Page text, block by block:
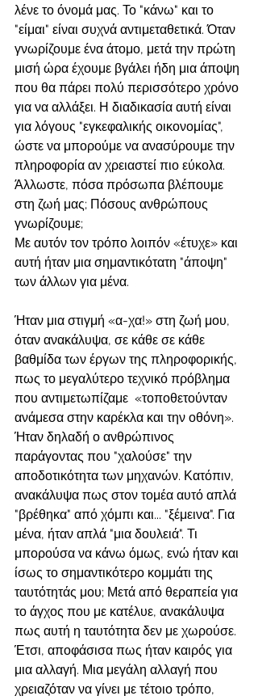
λένε το όνομά μας. Το "κάνω" και το
"είμαι" είναι συχνά αντιμεταθετικά. Όταν
γνωρίζουμε ένα άτομο, μετά την πρώτη
μισή ώρα έχουμε βγάλει ήδη μια άποψη
που θα πάρει πολύ περισσότερο χρόνο
για να αλλάξει. Η διαδικασία αυτή είναι
για λόγους "εγκεφαλικής οικονομίας",
ώστε να μπορούμε να ανασύρουμε την
πληροφορία αν χρειαστεί πιο εύκολα.
Άλλωστε, πόσα πρόσωπα βλέπουμε
στη ζωή μας; Πόσους ανθρώπους
γνωρίζουμε;
Με αυτόν τον τρόπο λοιπόν «έτυχε» και
αυτή ήταν μια σημαντικότατη "άποψη"
των άλλων για μένα.
Ήταν μια στιγμή «α-χα!» στη ζωή μου,
όταν ανακάλυψα, σε κάθε σε κάθε
βαθμίδα των έργων της πληροφορικής,
πως το μεγαλύτερο τεχνικό πρόβλημα
που αντιμετωπίζαμε  «τοποθετούνταν
ανάμεσα στην καρέκλα και την οθόνη».
Ήταν δηλαδή ο ανθρώπινος
παράγοντας που "χαλούσε" την
αποδοτικότητα των μηχανών. Κατόπιν,
ανακάλυψα πως στον τομέα αυτό απλά
"βρέθηκα" από χόμπι και... "ξέμεινα". Για
μένα, ήταν απλά "μια δουλειά". Τι
μπορούσα να κάνω όμως, ενώ ήταν και
ίσως το σημαντικότερο κομμάτι της
ταυτότητάς μου; Μετά από θεραπεία για
το άγχος που με κατέλυε, ανακάλυψα
πως αυτή η ταυτότητα δεν με χωρούσε.
Έτσι, αποφάσισα πως ήταν καιρός για
μια αλλαγή. Μια μεγάλη αλλαγή που
χρειαζόταν να γίνει με τέτοιο τρόπο,